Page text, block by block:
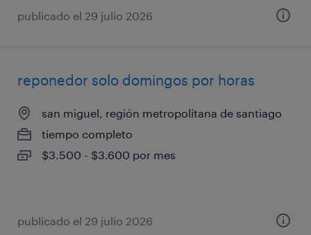
publicado el 29 julio 2026
reponedor solo domingos por horas
san miguel, región metropolitana de santiago
tiempo completo
$3.500 - $3.600 por mes
publicado el 29 julio 2026